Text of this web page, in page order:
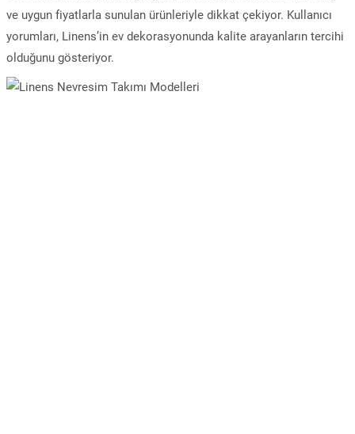
ve uygun fiyatlarla sunulan ürünleriyle dikkat çekiyor. Kullanıcı
yorumları, Linens’in ev dekorasyonunda kalite arayanların tercihi
olduğunu gösteriyor.